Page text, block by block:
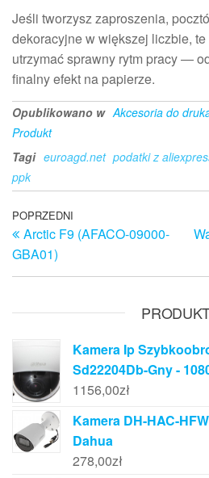
Jeśli tworzysz zaproszenia,
dekoracyjne w większej liczbie, te
utrzymać sprawny rytm pracy —
finalny efekt na papierze.
Opublikowano w Akcesoria do
Produkt
Tagi euroagd.net podatki z
ppk
Nawigacja
wpisu
Poprzedni
wpis
POPRZEDNI
Arctic F9 (AFACO-09000-
GBA01)
Kamera Ip
Sd22204Db-Gny -
1156,00zł
Kamera DH-HAC-
Dahua
278,00zł